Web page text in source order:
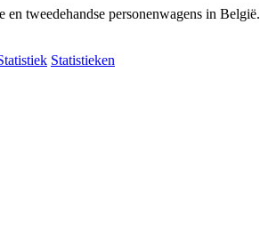
tweedehandse personenwagens in België.
Statistieken